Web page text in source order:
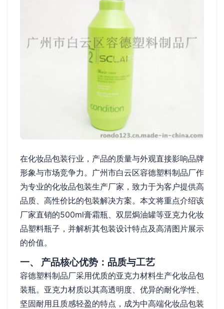
在化妆品包装行业，产品的质量与外观直接影响品牌
形象与市场竞争力。广州市白云区容德塑料制品厂作
为专业的化妆品包装生产厂家，致力于为客户提供高
品质、高性价比的包装解决方案。本文将重点介绍该
厂家直销的500ml膏霜瓶、双层焗油罐等亚克力化妆
品塑料瓶子，并解析其包装设计特点及高清图片展示
的价值。
一、 产品核心优势：品质与工艺
容德塑料制品厂采用优质的亚克力材料生产化妆品包
装瓶。亚克力材质以其高透明度、优异的耐化学性、
坚固耐用且质感轻盈的特点，成为中高端化妆品包装